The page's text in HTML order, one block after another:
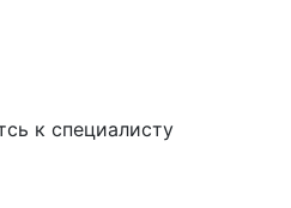
к специалисту